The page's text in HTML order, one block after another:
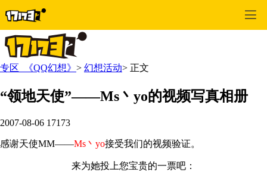
专区_《QQ幻想》 > 幻想活动> 正文
“领地天使”——Ms丶yo的视频写真相册
2007-08-06 17173
感谢天使MM——Ms丶yo接受我们的视频验证。
来为她投上您宝贵的一票吧：